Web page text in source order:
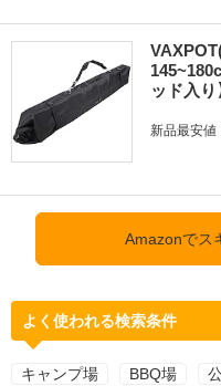
ッド入
新品最安値
Amazonでス
よく使われる検索条件
キャンプ場 BBQ場